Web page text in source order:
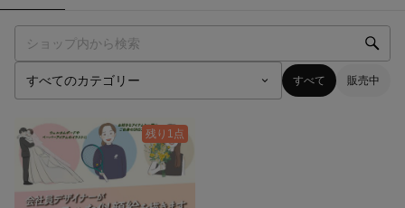
すべて 販売中
残り1点